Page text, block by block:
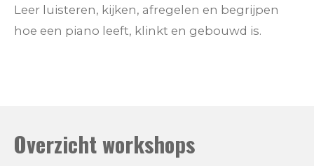
Leer luisteren, kijken, afregelen en begrijpen
hoe een piano leeft, klinkt en gebouwd is.
Overzicht workshops